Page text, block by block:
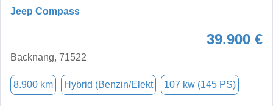
Jeep Compass
39.900 €
Backnang, 71522
8.900 km Hybrid (Benzin/Elekt 107 kw (145 PS)